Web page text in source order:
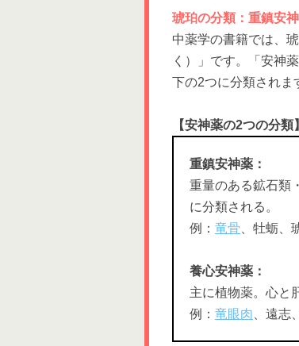
琥珀の分類：重鎮安
中薬学の書籍では、
く）」です。「安神
下の2つに分類されま
【安神薬の2つの分類】
重鎮安神薬：
重量のある鉱石類
に分類される。
例： 竜骨 、牡蛎、
養心安神薬：
主に植物薬。心と
例： 竜眼肉 、遠